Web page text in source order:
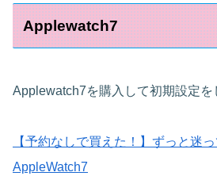
Applewatch7
Applewatch7を購入して初期設定を
【予約なしで買えた！】ずっと迷
AppleWatch7